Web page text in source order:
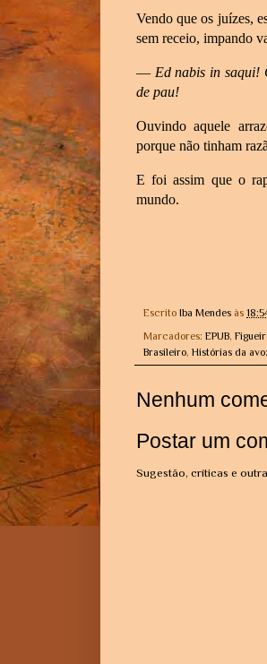
Vendo que os juízes,
sem receio, impando
— Ed nabis in saqui!
de pau!
Ouvindo aquele
porque não tinham
E foi assim que o
mundo.
Escrito Iba Mendes às
Marcadores: EPUB,
Brasileiro, Histórias da
Nenhum
Postar um
Sugestão, críticas e